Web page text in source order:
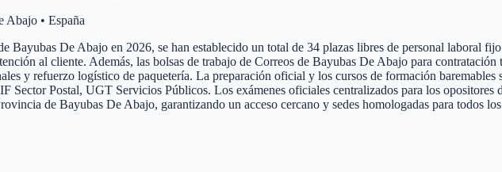
Abajo • España
Bayubas De Abajo en 2026, se han establecido un total de 34 plazas libres de personal laboral
al cliente. Además, las bolsas de trabajo de Correos de Bayubas De Abajo para
y refuerzo logístico de paquetería. La preparación oficial y los cursos de formación
Sector Postal, UGT Servicios Públicos. Los exámenes oficiales centralizados para los opositores
de Bayubas De Abajo, garantizando un acceso cercano y sedes homologadas para todos